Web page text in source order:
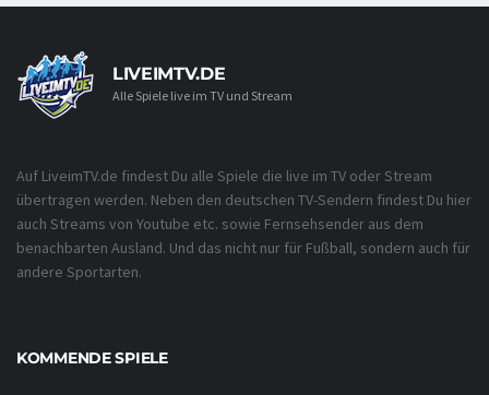
LIVEIMTV.DE
Alle Spiele live im TV und Stream
Auf LiveimTV.de findest Du alle Spiele die live im TV oder Stream
übertragen werden. Neben den deutschen TV-Sendern findest Du hier
auch Streams von Youtube etc. sowie Fernsehsender aus dem
benachbarten Ausland. Und das nicht nur für Fußball, sondern auch für
andere Sportarten.
KOMMENDE SPIELE